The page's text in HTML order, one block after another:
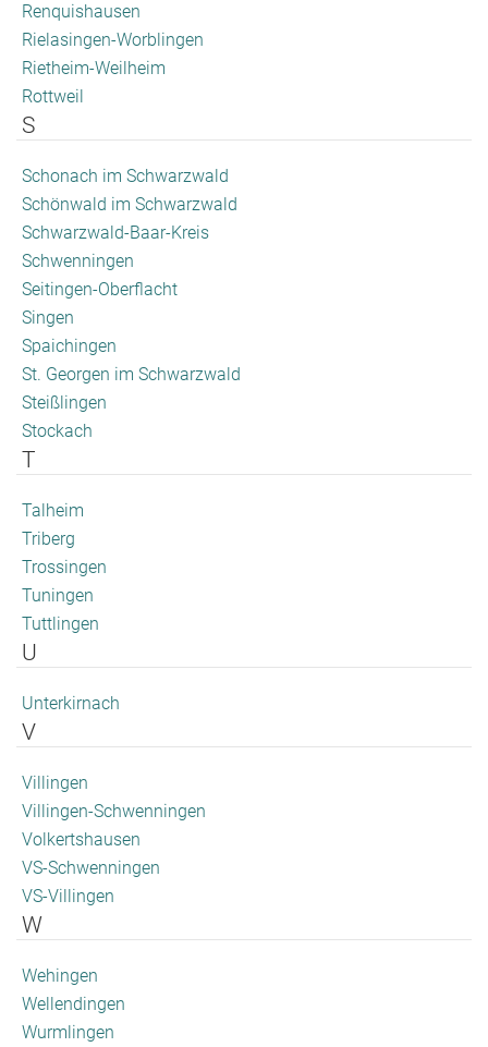
Renquishausen
Rielasingen-Worblingen
Rietheim-Weilheim
Rottweil
S
Schonach im Schwarzwald
Schönwald im Schwarzwald
Schwarzwald-Baar-Kreis
Schwenningen
Seitingen-Oberflacht
Singen
Spaichingen
St. Georgen im Schwarzwald
Steißlingen
Stockach
T
Talheim
Triberg
Trossingen
Tuningen
Tuttlingen
U
Unterkirnach
V
Villingen
Villingen-Schwenningen
Volkertshausen
VS-Schwenningen
VS-Villingen
W
Wehingen
Wellendingen
Wurmlingen